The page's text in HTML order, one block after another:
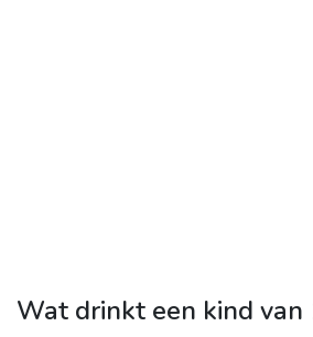
Wat drinkt een kind van